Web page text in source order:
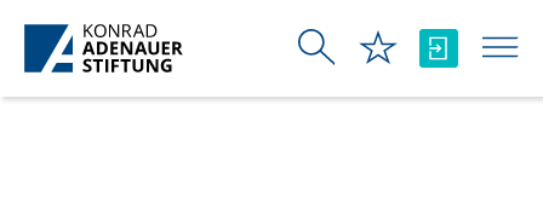
Skip to Main Content